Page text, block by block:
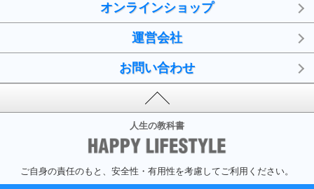
オンラインショップ
運営会社
お問い合わせ
人生の教科書
ご自身の責任のもと、安全性・有用性を考慮してご利用ください。